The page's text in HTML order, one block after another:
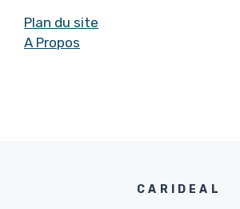
Plan du site
A Propos
CARIDEAL